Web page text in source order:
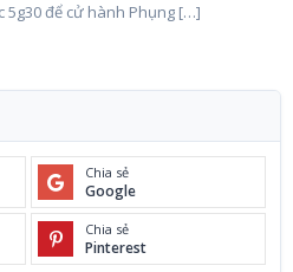
5g30 để cử hành Phụng […]
Chia sẻ
Google
Chia sẻ
Pinterest